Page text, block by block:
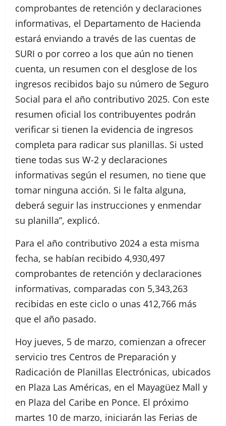
comprobantes de retención y declaraciones
informativas, el Departamento de Hacienda
estará enviando a través de las cuentas de
SURI o por correo a los que aún no tienen
cuenta, un resumen con el desglose de los
ingresos recibidos bajo su número de Seguro
Social para el año contributivo 2025. Con este
resumen oficial los contribuyentes podrán
verificar si tienen la evidencia de ingresos
completa para radicar sus planillas. Si usted
tiene todas sus W-2 y declaraciones
informativas según el resumen, no tiene que
tomar ninguna acción. Si le falta alguna,
deberá seguir las instrucciones y enmendar
su planilla”, explicó.
Para el año contributivo 2024 a esta misma
fecha, se habían recibido 4,930,497
comprobantes de retención y declaraciones
informativas, comparadas con 5,343,263
recibidas en este ciclo o unas 412,766 más
que el año pasado.
Hoy jueves, 5 de marzo, comienzan a ofrecer
servicio tres Centros de Preparación y
Radicación de Planillas Electrónicas, ubicados
en Plaza Las Américas, en el Mayagüez Mall y
en Plaza del Caribe en Ponce. El próximo
martes 10 de marzo, iniciarán las Ferias de